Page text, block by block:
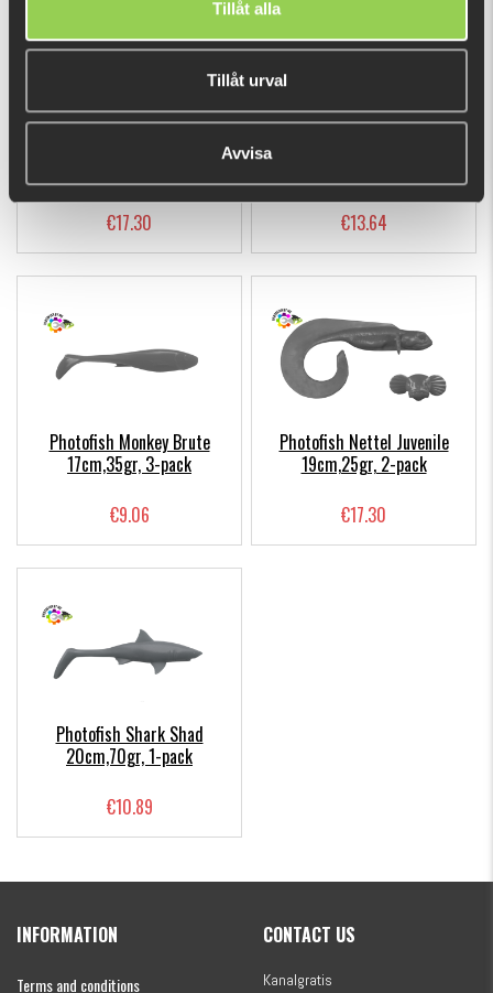
Tillåt alla
Tillåt urval
Avvisa
€17.30
€13.64
Photofish Monkey Brute
17cm,35gr, 3-pack
€9.06
Photofish Nettel Juvenile
19cm,25gr, 2-pack
€17.30
Photofish Shark Shad
20cm,70gr, 1-pack
€10.89
INFORMATION
Terms and conditions
CONTACT US
Kanalgratis